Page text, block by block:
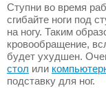
Ступни во время
сгибайте ноги под
на ногу. Таким
кровообращение,
будет ухудшен.
стол или
подставку для ног.